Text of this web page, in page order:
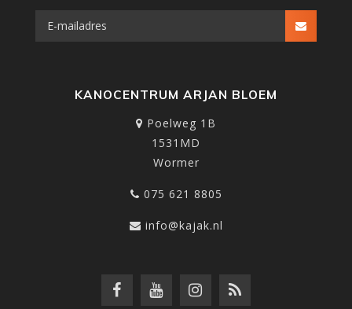
KANOCENTRUM ARJAN BLOEM
Poelweg 1B
1531MD
Wormer
075 621 8805
info@kajak.nl